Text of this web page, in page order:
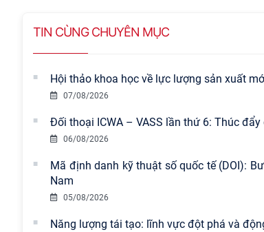
TIN CÙNG CHUYÊN MỤC
Hội thảo khoa học về lực lượng sản xuất
07/08/2026
Đối thoại ICWA – VASS lần thứ 6: Thúc
06/08/2026
Mã định danh kỹ thuật số quốc tế (DOI):
Nam
05/08/2026
Năng lượng tái tạo: lĩnh vực đột phá và